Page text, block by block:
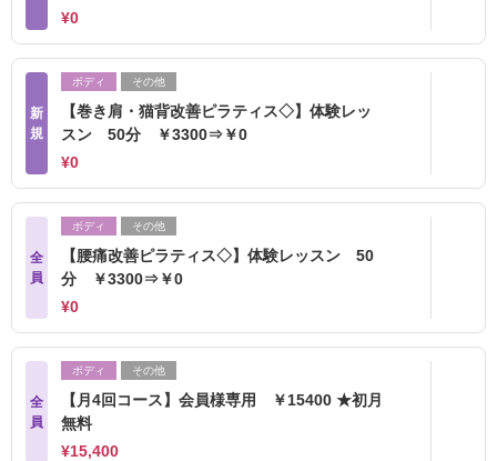
¥0
新
規
ボディ その他
【巻き肩・猫背改善ピラティス◇】体験レッ
スン 50分 ￥3300⇒￥0
¥0
全
員
ボディ その他
【腰痛改善ピラティス◇】体験レッスン 50
分 ￥3300⇒￥0
¥0
全
員
ボディ その他
【月4回コース】会員様専用 ￥15400 ★初月
無料
¥15,400